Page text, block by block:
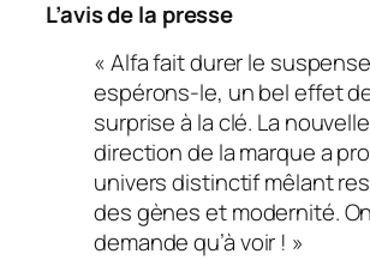
L’avis de la presse
« Alfa fait durer le
espérons-le, un bel effet
surprise à la clé. La nouvelle
direction de la marque a
univers distinctif mêlant
des gènes et modernité.
demande qu’à voir ! »